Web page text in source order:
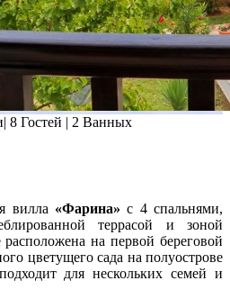
| 8 Гостей | 2 Ванных
вилла «Фарина» с 4 спальнями,
террасой и зоной
на первой береговой
цветущего сада на полуострове
для нескольких семей и